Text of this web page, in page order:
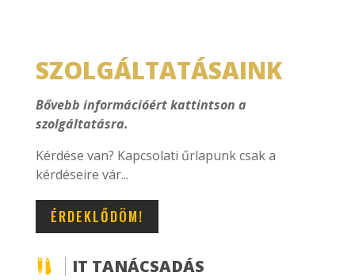
SZOLGÁLTATÁSAINK
Bővebb információért kattintson a
szolgáltatásra.
Kérdése van? Kapcsolati űrlapunk csak a
kérdéseire vár...
ÉRDEKLŐDÖM!
 IT TANÁCSADÁS